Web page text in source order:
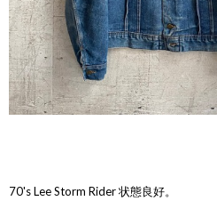
70's Lee Storm Rider 状態良好。